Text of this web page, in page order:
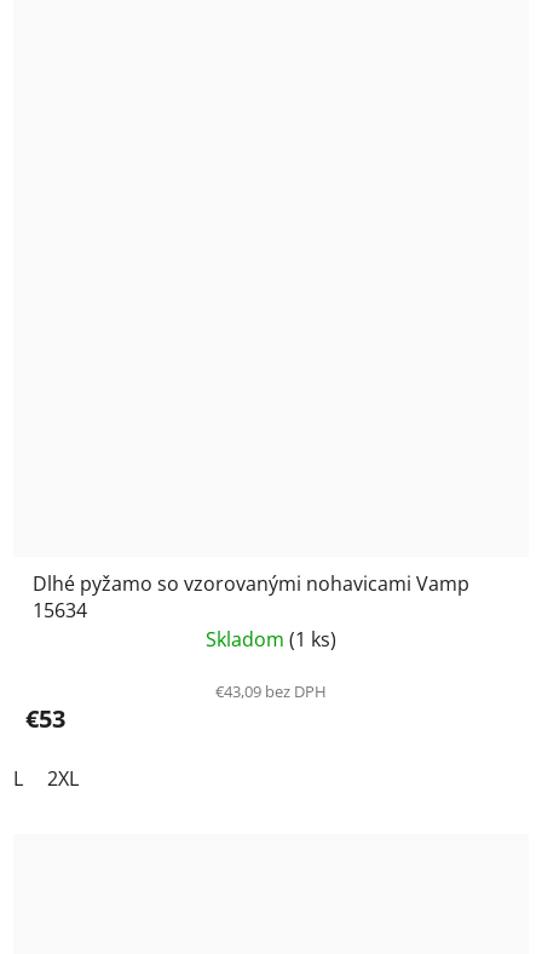
Dlhé pyžamo so vzorovanými nohavicami Vamp
15634
Skladom (1 ks)
€43,09 bez DPH
€53
L 2XL